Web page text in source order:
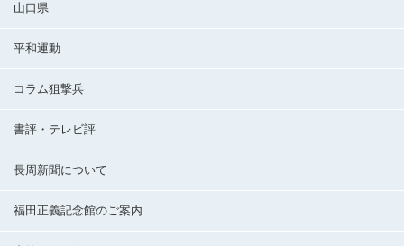
山口県
平和運動
コラム狙撃兵
書評・テレビ評
長周新聞について
福田正義記念館のご案内